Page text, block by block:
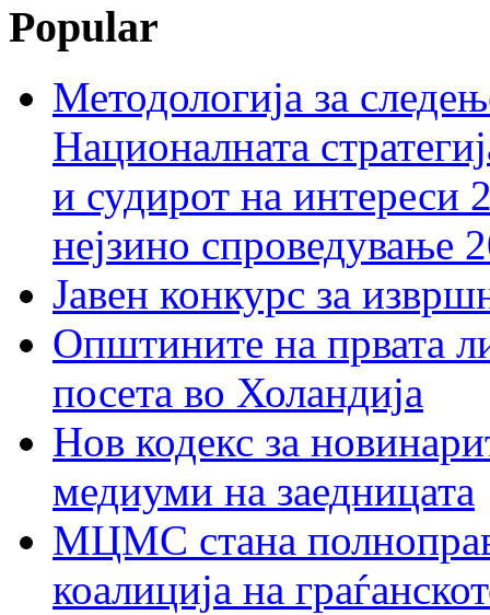
Popular
Методологија за
Националната
и судирот на интереси
нејзино спроведување
Јавен конкурс за
Општините на првата
посета во Холандија
Нов кодекс за
медиуми на заедницата
МЦМС стана
коалиција на